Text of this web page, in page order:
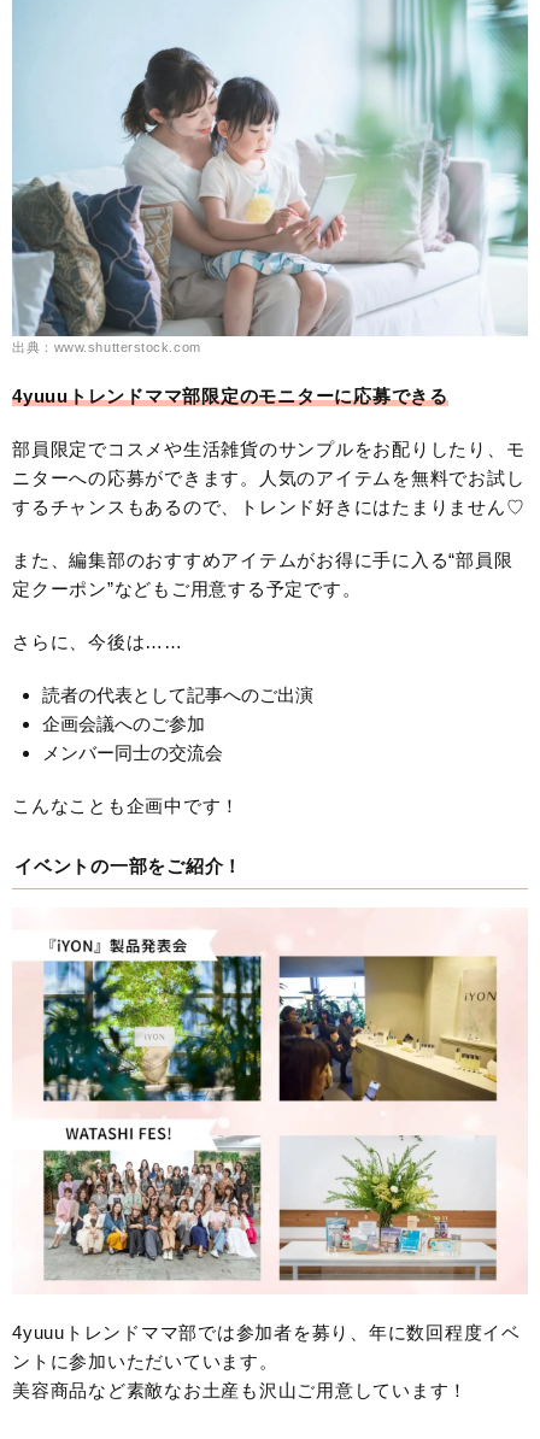
出典：www.shutterstock.com
4yuuuトレンドママ部限定のモニターに応募できる
部員限定でコスメや生活雑貨のサンプルをお配りしたり、モ
ニターへの応募ができます。人気のアイテムを無料でお試し
するチャンスもあるので、トレンド好きにはたまりません♡
また、編集部のおすすめアイテムがお得に手に入る“部員限
定クーポン”などもご用意する予定です。
さらに、今後は……
読者の代表として記事へのご出演
企画会議へのご参加
メンバー同士の交流会
こんなことも企画中です！
イベントの一部をご紹介！
4yuuuトレンドママ部では参加者を募り、年に数回程度イベ
ントに参加いただいています。
美容商品など素敵なお土産も沢山ご用意しています！